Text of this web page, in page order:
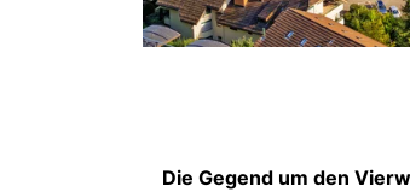
Die Gegend um den